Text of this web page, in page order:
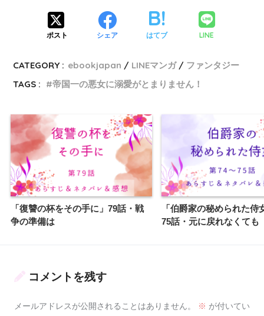
ポスト シェア はてブ LINE
CATEGORY : ebookjapan LINEマンガ
ファンタジー
TAGS :
帝国一の悪女に溺愛がとまりません！
「復讐の杯をその手に」79話・戦
争の準備は
「伯爵家の秘められた侍
75話・元に戻れなくても
コメントを残す
メールアドレスが公開されることはありません。 ※ が付いてい